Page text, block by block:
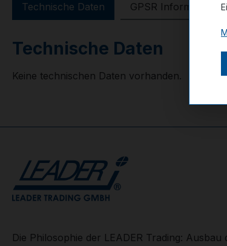
Technische Daten GPSR Information
Technische Daten
Keine technischen Daten vorhanden.
Die Philosophie der LEADER Trading: Ausbau